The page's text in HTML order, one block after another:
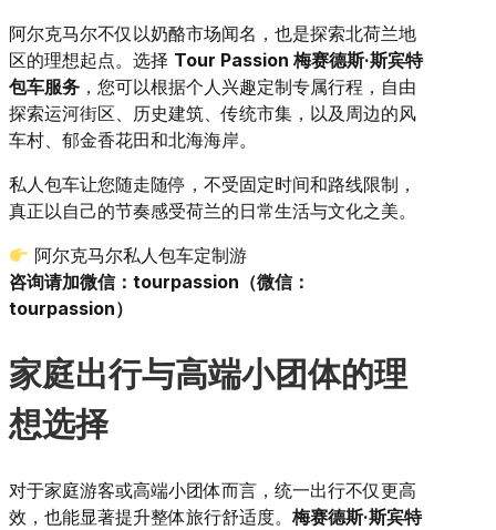
阿尔克马尔不仅以奶酪市场闻名，也是探索北荷兰地
区的理想起点。选择 Tour Passion 梅赛德斯·斯宾特
包车服务 ，您可以根据个人兴趣定制专属行程，自由
探索运河街区、历史建筑、传统市集，以及周边的风
车村、郁金香花田和北海海岸。
私人包车让您随走随停，不受固定时间和路线限制，
真正以自己的节奏感受荷兰的日常生活与文化之美。
阿尔克马尔私人包车定制游
咨询请加微信：tourpassion（微信：
tourpassion）
家庭出行与高端小团体的理
想选择
对于家庭游客或高端小团体而言，统一出行不仅更高
效，也能显著提升整体旅行舒适度。 梅赛德斯·斯宾特